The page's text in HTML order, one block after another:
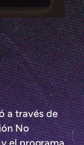
a través de
No